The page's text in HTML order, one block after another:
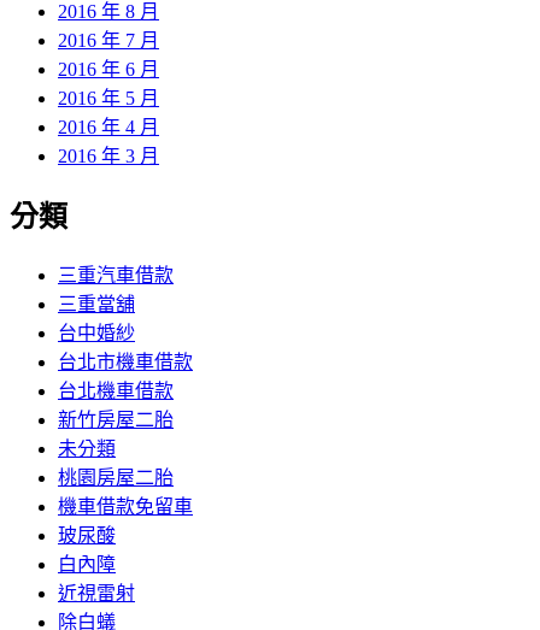
2016 年 8 月
2016 年 7 月
2016 年 6 月
2016 年 5 月
2016 年 4 月
2016 年 3 月
分類
三重汽車借款
三重當舖
台中婚紗
台北市機車借款
台北機車借款
新竹房屋二胎
未分類
桃園房屋二胎
機車借款免留車
玻尿酸
白內障
近視雷射
除白蟻